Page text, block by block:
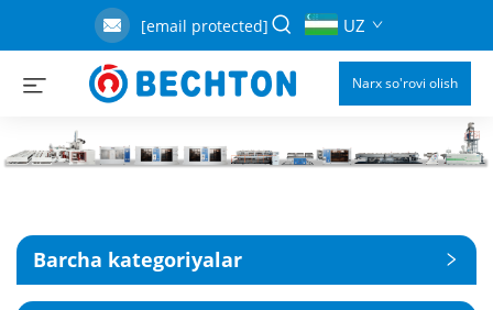
[email protected] UZ
Narx so'rovi olish
Barcha kategoriyalar